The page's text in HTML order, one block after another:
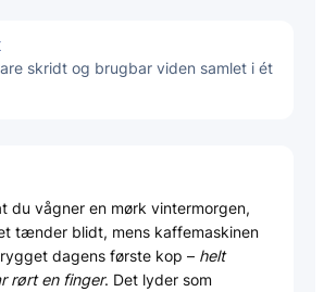
skridt og brugbar viden samlet i ét
du vågner en mørk vintermorgen,
tænder blidt, mens kaffemaskinen
dagens første kop – helt
rørt en finger. Det lyder som